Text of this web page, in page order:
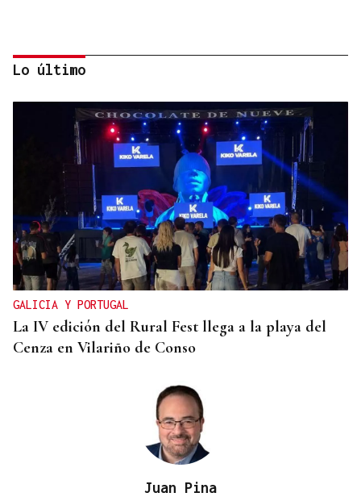
CRECIMIENTO DEMOGRÁFICO
Gráfico | España roza los 50 millones de habitantes
tras alcanzar un nuevo máximo histórico
Lo último
GALICIA Y PORTUGAL
La IV edición del Rural Fest llega a la playa del
Cenza en Vilariño de Conso
Juan Pina